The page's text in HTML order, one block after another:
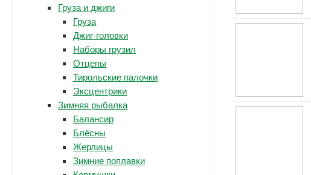
Груза и джиги
Груза
Джиг-головки
Наборы грузил
Отцепы
Тирольские палочки
Эксцентрики
Зимняя рыбалка
Балансир
Блёсны
Жерлицы
Зимние поплавки